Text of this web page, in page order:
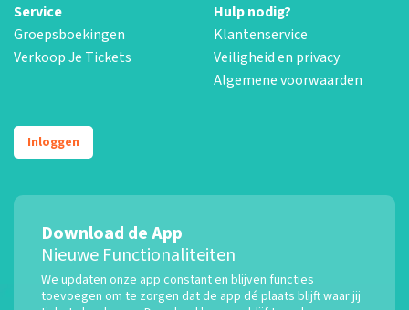
Service
Groepsboekingen
Verkoop Je Tickets
Hulp nodig?
Klantenservice
Veiligheid en privacy
Algemene voorwaarden
Inloggen
Download de App
Nieuwe Functionaliteiten
We updaten onze app constant en blijven functies
toevoegen om te zorgen dat de app dé plaats blijft waar jij